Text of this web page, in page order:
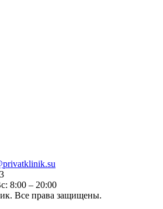
8:00 – 20:00
Все права защищены.